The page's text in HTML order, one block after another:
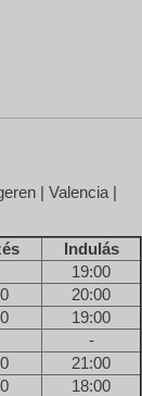
| Valencia |
Indulás
19:00
20:00
19:00
-
21:00
18:00